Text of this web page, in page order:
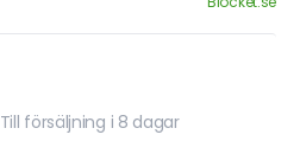
Till försäljning i 8 dagar